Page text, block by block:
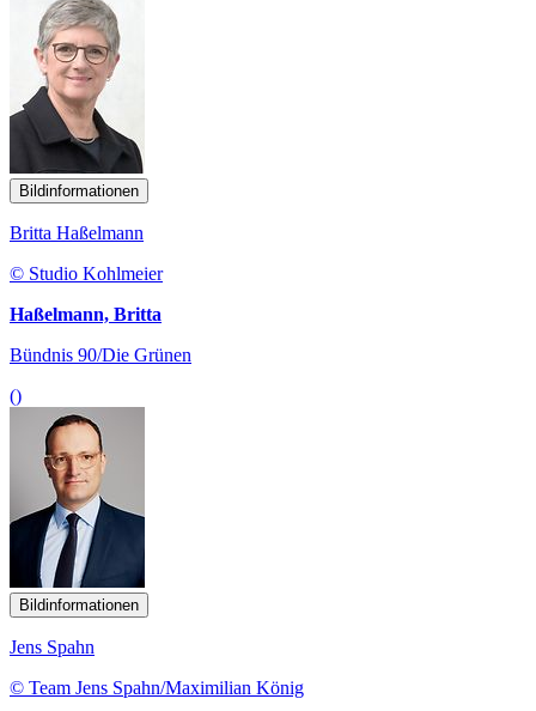
Bildinformationen
Britta Haßelmann
© Studio Kohlmeier
Haßelmann, Britta
Bündnis 90/Die Grünen
()
Bildinformationen
Jens Spahn
© Team Jens Spahn/Maximilian König